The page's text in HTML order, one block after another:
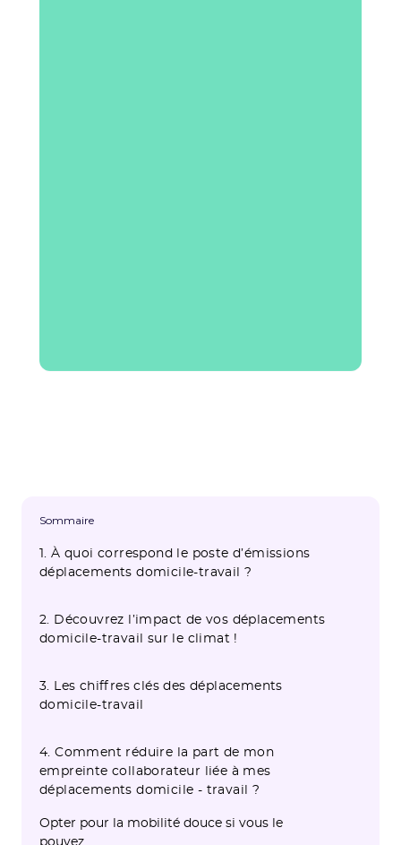
Sommaire
1. À quoi correspond le poste d’émissions
déplacements domicile-travail ?
2. Découvrez l’impact de vos déplacements
domicile-travail sur le climat !
3. Les chiffres clés des déplacements
domicile-travail
4. Comment réduire la part de mon
empreinte collaborateur liée à mes
déplacements domicile - travail ?
Opter pour la mobilité douce si vous le
pouvez